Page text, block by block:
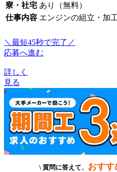
寮・社宅 あり（無料）
仕事内容 エンジンの組立・加
＼最短45秒で完了／
応募へ進む
詳しく
見る
\ 質問に答えて、 おすす